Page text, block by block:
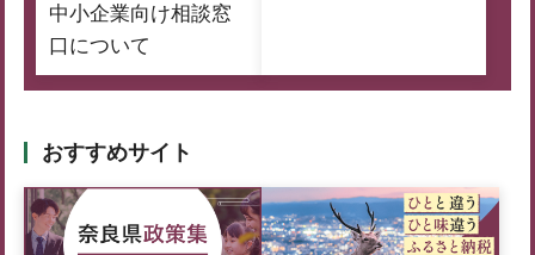
中小企業向け相談窓
口について
おすすめサイト